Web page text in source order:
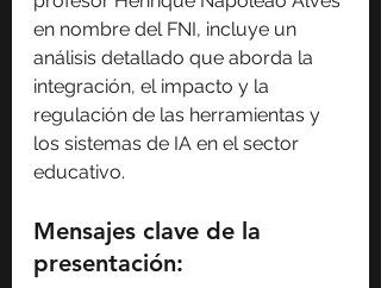
en nombre del FNI, incluye un
análisis detallado que aborda la
integración, el impacto y la
regulación de las herramientas y
los sistemas de IA en el sector
educativo.
Mensajes clave de la
presentación: